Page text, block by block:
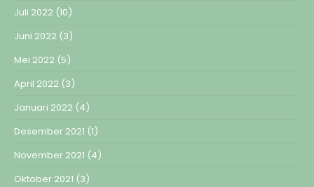
Juli 2022 (10)
Juni 2022 (3)
Mei 2022 (5)
April 2022 (3)
Januari 2022 (4)
Desember 2021 (1)
November 2021 (4)
Oktober 2021 (3)